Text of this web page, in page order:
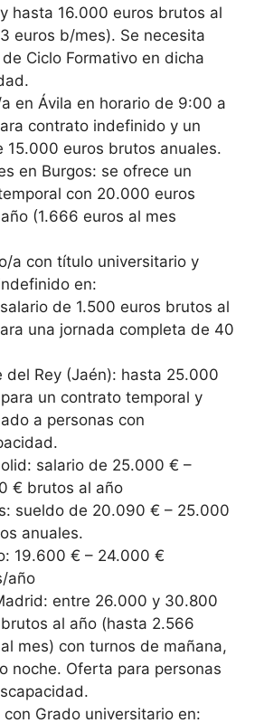
hasta 16.000 euros brutos al
euros b/mes). Se necesita
Ciclo Formativo en dicha
en Ávila en horario de 9:00 a
contrato indefinido y un
15.000 euros brutos anuales.
en Burgos: se ofrece un
con 20.000 euros
(1.666 euros al mes
a con título universitario y
en:
de 1.500 euros brutos al
una jornada completa de 40
del Rey (Jaén): hasta 25.000
un contrato temporal y
a personas con
salario de 25.000 € –
€ brutos al año
sueldo de 20.090 € – 25.000
anuales.
19.600 € – 24.000 €
año
entre 26.000 y 30.800
al año (hasta 2.566
mes) con turnos de mañana,
noche. Oferta para personas
Grado universitario en: